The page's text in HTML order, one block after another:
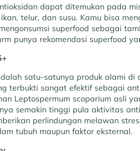
dapat ditemukan pada
telur, dan susu. Kamu bisa
superfood sebagai
punya rekomendasi superfood
satu-satunya produk alami di
terbukti sangat efektif sebagai
Leptospermum scoparium asli
semakin tinggi pula aktivitas
perlindungan melawan
tubuh maupun faktor eksternal.